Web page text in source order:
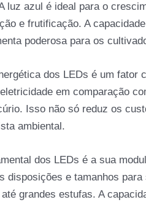
luz azul é ideal para o
e frutificação. A
poderosa para os
dos LEDs é um fator
em comparação
Isso não só reduz os
ambiental.
dos LEDs é a sua
disposições e tamanhos
grandes estufas. A